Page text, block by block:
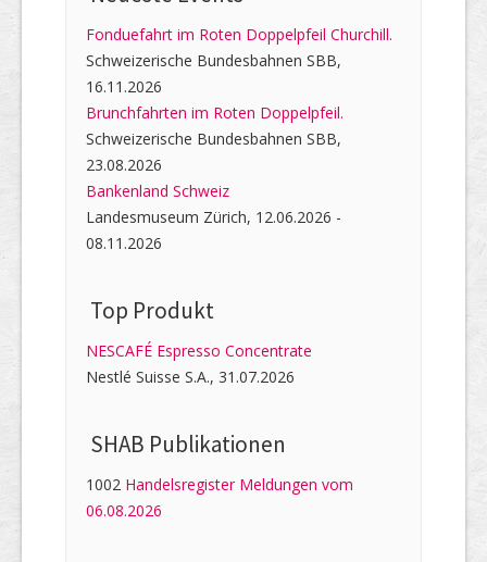
Fonduefahrt im Roten Doppelpfeil Churchill.
Schweizerische Bundesbahnen SBB,
16.11.2026
Brunchfahrten im Roten Doppelpfeil.
Schweizerische Bundesbahnen SBB,
23.08.2026
Bankenland Schweiz
Landesmuseum Zürich, 12.06.2026 -
08.11.2026
Top Produkt
NESCAFÉ Espresso Concentrate
Nestlé Suisse S.A., 31.07.2026
SHAB Publi­kati­onen
1002 Handelsregister Meldungen vom
06.08.2026